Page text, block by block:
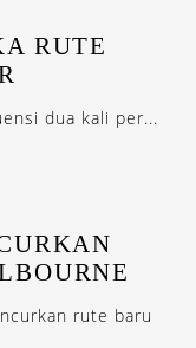
RUTE
dua kali per...
rute baru